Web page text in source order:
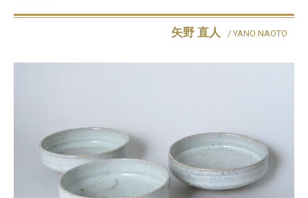
矢野 直人 / YANO NAOTO